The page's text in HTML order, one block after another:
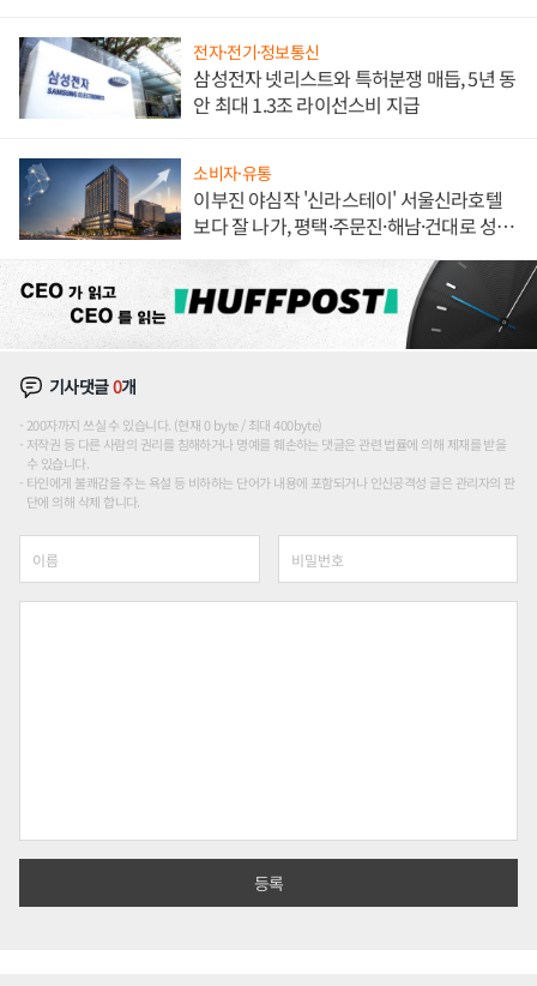
전자·전기·정보통신
삼성전자 넷리스트와 특허분쟁 매듭, 5년 동
안 최대 1.3조 라이선스비 지급
소비자·유통
이부진 야심작 '신라스테이' 서울신라호텔
보다 잘 나가, 평택·주문진·해남·건대로 성
기사댓글0개
200자까지 쓰실 수 있습니다. (현재 0 byte / 최대 400byte)
저작권 등 다른 사람의 권리를 침해하거나 명예를 훼손하는 댓글은 관련 법률에 의해 제재를 받을
수 있습니다.
타인에게 불쾌감을 주는 욕설 등 비하하는 단어가 내용에 포함되거나 인신공격성 글은 관리자의 판
단에 의해 삭제 합니다.